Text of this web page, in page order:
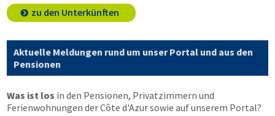
zu den Unterkünften
Aktuelle Meldungen rund um unser Portal und aus den
Pensionen
Was ist los in den Pensionen, Privatzimmern und
Ferienwohnungen der Côte d'Azur sowie auf unserem Portal?